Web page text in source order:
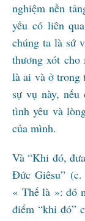
nghiệm nền
yếu có liên
chúng ta là sứ
thương xót
là ai và ở trong
sự vụ này,
tình yêu và
của mình.
Và “Khi đó,
Đức Giêsu”
« Thế là »: đó
điểm “khi đó”